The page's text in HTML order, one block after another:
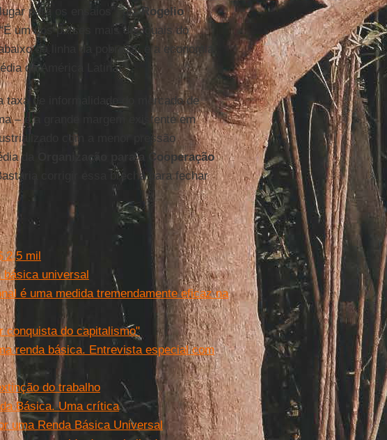
para os ensaios”, dizRogelio
um dos países mais desiguais do
da linha da pobreza, e a economia
da América Latina.”
de informalidade do mercado de
– e a grande margem existente em
com a menor pressão
da
Organização para a Cooperação
corrigir essa brecha para fechar
2,5 mil
básica universal
é uma medida tremendamente eficaz na
conquista do capitalismo"
renda básica. Entrevista especial com
do trabalho
Básica. Uma crítica
uma Renda Básica Universal